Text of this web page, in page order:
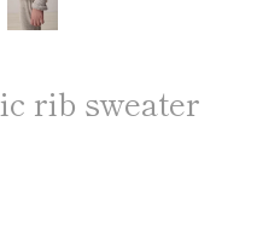
rib sweater